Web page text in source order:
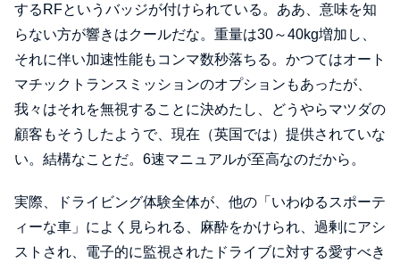
するRFというバッジが付けられている。ああ、意味を知
らない方が響きはクールだな。重量は30～40kg増加し、
それに伴い加速性能もコンマ数秒落ちる。かつてはオート
マチックトランスミッションのオプションもあったが、
我々はそれを無視することに決めたし、どうやらマツダの
顧客もそうしたようで、現在（英国では）提供されていな
い。結構なことだ。6速マニュアルが至高なのだから。
実際、ドライビング体験全体が、他の「いわゆるスポーテ
ィーな車」によく見られる、麻酔をかけられ、過剰にアシ
ストされ、電子的に監視されたドライブに対する愛すべき